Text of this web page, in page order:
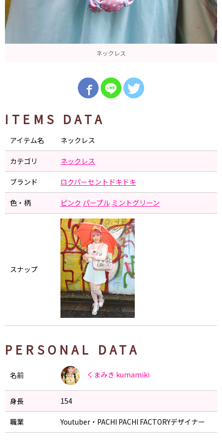
ネックレス
ITEMS DATA
アイテム名 ネックレス
カテゴリ ネックレス
ブランド ロクパーセントドキドキ
色・柄 ピンク パープル ミントグリーン
スナップ
PERSONAL DATA
名前 くまみき kumamiki
身長 154
職業 Youtuber・PACHI PACHI FACTORYデザイナー